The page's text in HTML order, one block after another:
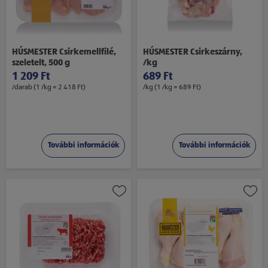
HÚSMESTER Csirkemellfilé,
szeletelt, 500 g
1 209 Ft
/darab (1 /kg = 2 418 Ft)
További információk
HÚSMESTER Csirkeszárny,
/kg
689 Ft
/kg (1 /kg = 689 Ft)
További információk